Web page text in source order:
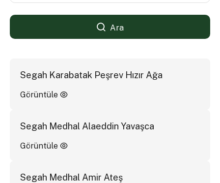
Ara
Segah Karabatak Peşrev Hızır Ağa
Görüntüle
Segah Medhal Alaeddin Yavaşca
Görüntüle
Segah Medhal Amir Ateş